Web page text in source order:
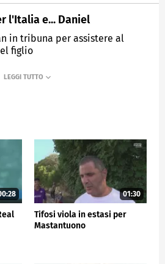
l'Italia e... Daniel
in tribuna per assistere al
figlio
01:30
Tifosi viola in estasi per
Mastantuono